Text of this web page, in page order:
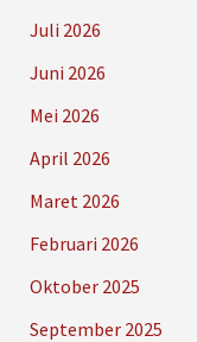
Juli 2026
Juni 2026
Mei 2026
April 2026
Maret 2026
Februari 2026
Oktober 2025
September 2025